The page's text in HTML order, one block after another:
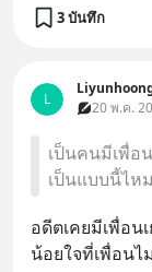
3 บันทึก
L
20 พ.ค.
เป็นคนมีเพื่อ
เป็นแบบนี้ไห
อดีตเคยมีเพื่อน
น้อยใจที่เพื่อน